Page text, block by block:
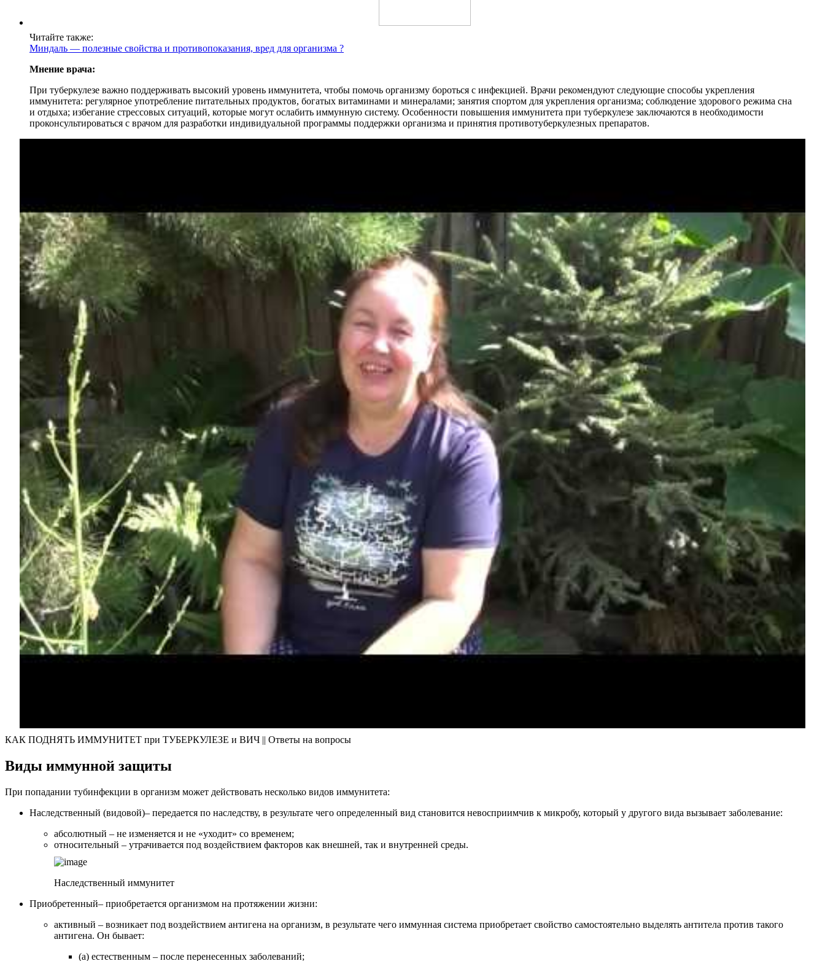
Читайте также:
Миндаль — полезные свойства и противопоказания, вред для организма ?
Мнение врача:
При туберкулезе важно поддерживать высокий уровень иммунитета, чтобы помочь организму бороться с инфекцией. Врачи рекомендуют следующие способы укрепления
иммунитета: регулярное употребление питательных продуктов, богатых витаминами и минералами; занятия спортом для укрепления организма; соблюдение здорового режима сна
и отдыха; избегание стрессовых ситуаций, которые могут ослабить иммунную систему. Особенности повышения иммунитета при туберкулезе заключаются в необходимости
проконсультироваться с врачом для разработки индивидуальной программы поддержки организма и принятия противотуберкулезных препаратов.
КАК ПОДНЯТЬ ИММУНИТЕТ при ТУБЕРКУЛЕЗЕ и ВИЧ || Ответы на вопросы
Виды иммунной защиты
При попадании тубинфекции в организм может действовать несколько видов иммунитета:
Наследственный (видовой)– передается по наследству, в результате чего определенный вид становится невосприимчив к микробу, который у другого вида вызывает заболевание:
абсолютный – не изменяется и не «уходит» со временем;
относительный – утрачивается под воздействием факторов как внешней, так и внутренней среды.
Наследственный иммунитет
Приобретенный– приобретается организмом на протяжении жизни:
активный – возникает под воздействием антигена на организм, в результате чего иммунная система приобретает свойство самостоятельно выделять антитела против такого
антигена. Он бывает:
(a) естественным – после перенесенных заболеваний;